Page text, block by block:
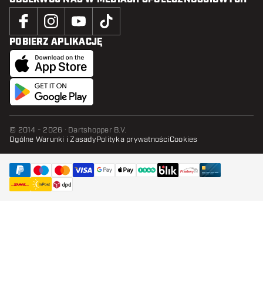
POBIERZ APLIKACJĘ
© 2014 - 2026 · Dartshopper B.V.
Ogólne Warunki i ZasadyPolityka prywatnościCookies